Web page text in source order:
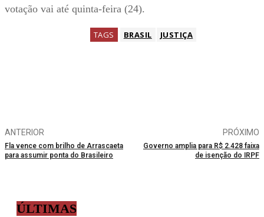
votação vai até quinta-feira (24).
TAGS BRASIL JUSTIÇA
ANTERIOR
Fla vence com brilho de Arrascaeta
para assumir ponta do Brasileiro
PRÓXIMO
Governo amplia para R$ 2.428 faixa
de isenção do IRPF
ÚLTIMAS